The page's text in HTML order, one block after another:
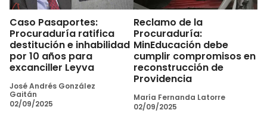
Caso Pasaportes:
Procuraduría ratifica
destitución e inhabilidad
por 10 años para
excanciller Leyva
José Andrés González
Gaitán
02/09/2025
Reclamo de la
Procuraduría:
MinEducación debe
cumplir compromisos en
reconstrucción de
Providencia
María Fernanda Latorre
02/09/2025